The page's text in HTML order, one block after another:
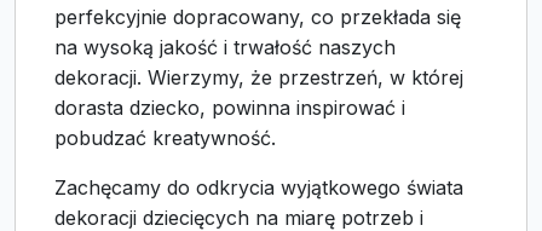
perfekcyjnie dopracowany, co przekłada się
na wysoką jakość i trwałość naszych
dekoracji. Wierzymy, że przestrzeń, w której
dorasta dziecko, powinna inspirować i
pobudzać kreatywność.
Zachęcamy do odkrycia wyjątkowego świata
dekoracji dziecięcych na miarę potrzeb i